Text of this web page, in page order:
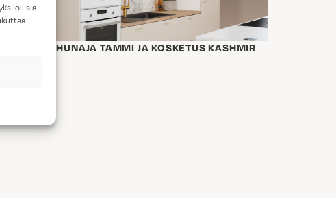
AITTA HUNAJA TAMMI JA KOSKETUS KASHMIR